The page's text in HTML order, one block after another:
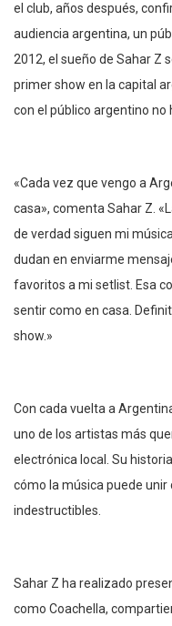
el club, años después,
audiencia argentina, un
2012, el sueño de Sahar Z
primer show en la capital
con el público argentino no
«Cada vez que vengo a
casa», comenta Sahar Z.
de verdad siguen mi
dudan en enviarme
favoritos a mi setlist. Esa
sentir como en casa.
show.»
Con cada vuelta a
uno de los artistas más
electrónica local. Su
cómo la música puede
indestructibles.
Sahar Z ha realizado
como Coachella,